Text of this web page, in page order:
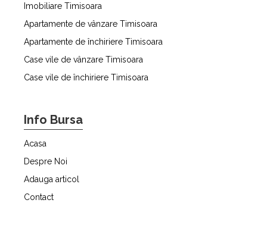
Imobiliare Timisoara
Apartamente de vânzare Timisoara
Apartamente de închiriere Timisoara
Case vile de vânzare Timisoara
Case vile de închiriere Timisoara
Info Bursa
Acasa
Despre Noi
Adauga articol
Contact